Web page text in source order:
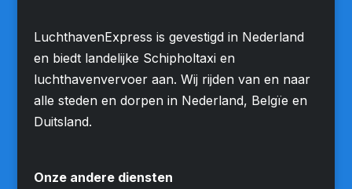
LuchthavenExpress is gevestigd in Nederland
en biedt landelijke Schipholtaxi en
luchthavenvervoer aan. Wij rijden van en naar
alle steden en dorpen in Nederland, Belgïe en
Duitsland.
Onze andere diensten